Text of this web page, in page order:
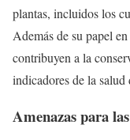
plantas, incluidos los
Además de su papel
contribuyen a la
indicadores de la salud
Amenazas para